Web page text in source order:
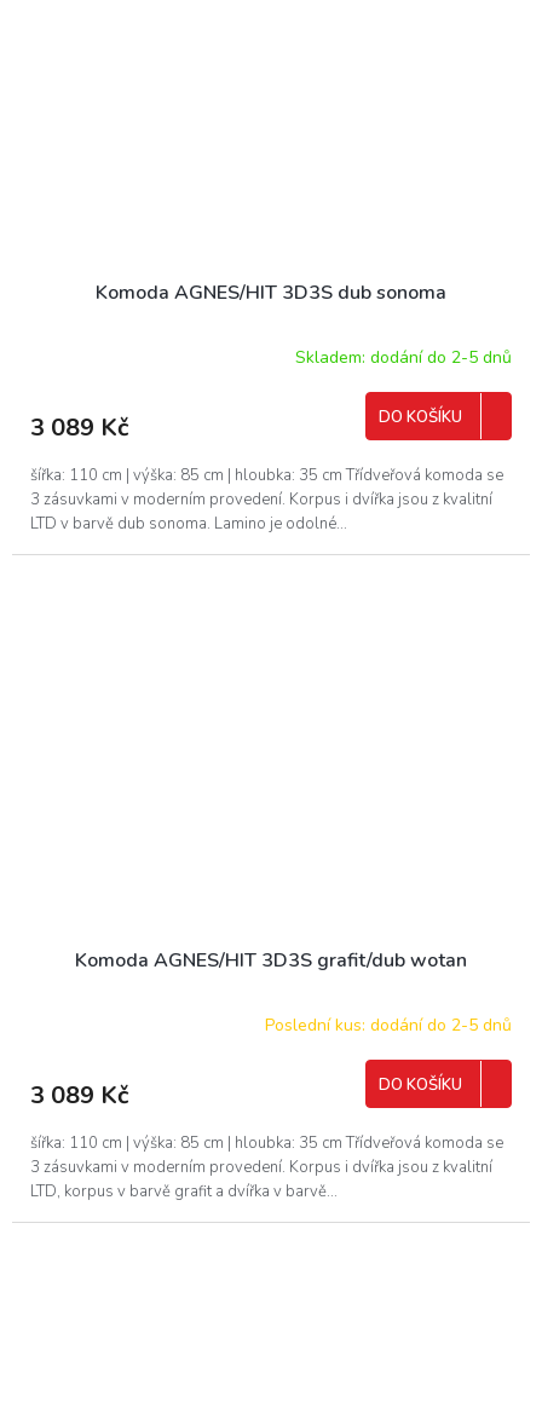
Komoda AGNES/HIT 3D3S dub sonoma
Skladem: dodání do 2-5 dnů
3 089 Kč DO KOŠÍKU
šířka: 110 cm | výška: 85 cm | hloubka: 35 cm Třídveřová komoda se
3 zásuvkami v moderním provedení. Korpus i dvířka jsou z kvalitní
LTD v barvě dub sonoma. Lamino je odolné...
Komoda AGNES/HIT 3D3S grafit/dub wotan
Poslední kus: dodání do 2-5 dnů
3 089 Kč DO KOŠÍKU
šířka: 110 cm | výška: 85 cm | hloubka: 35 cm Třídveřová komoda se
3 zásuvkami v moderním provedení. Korpus i dvířka jsou z kvalitní
LTD, korpus v barvě grafit a dvířka v barvě...